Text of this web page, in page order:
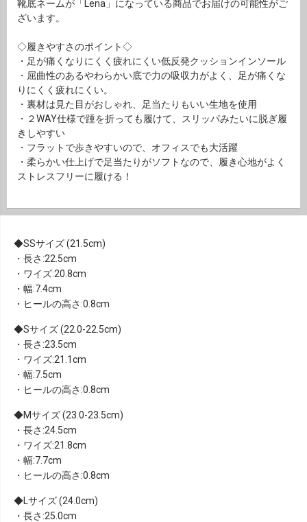
靴底ネームが「Lena」になっている商品でお届けの可能性がご
ざいます。
◇履きやすさのポイント◇
・足が痛くなりにくく疲れにくい低反発クッションインソール
・屈曲性のあるやわらかい底で力の吸収力がよく、足が痛くな
りにくく疲れにくい。
・裏材は見た目がおしゃれ、足当たりもいい生地を使用
・２WAY仕様で踵を折っても履けて、スリッパみたいに脱ぎ履
きしやすい
・フラットで歩きやすいので、オフィスでも大活躍
・柔らかい仕上げで足当たりがソフトなので、履き心地がよく
ストレスフリーに履ける！
SSサイズ (21.5cm)
・長さ:22.5cm
・ワイズ:20.8cm
・幅:7.4cm
・ヒールの高さ:0.8cm
Sサイズ (22.0-22.5cm)
・長さ:23.5cm
・ワイズ:21.1cm
・幅:7.5cm
・ヒールの高さ:0.8cm
Mサイズ (23.0-23.5cm)
・長さ:24.5cm
・ワイズ:21.8cm
・幅:7.7cm
・ヒールの高さ:0.8cm
Lサイズ (24.0cm)
・長さ:25.0cm